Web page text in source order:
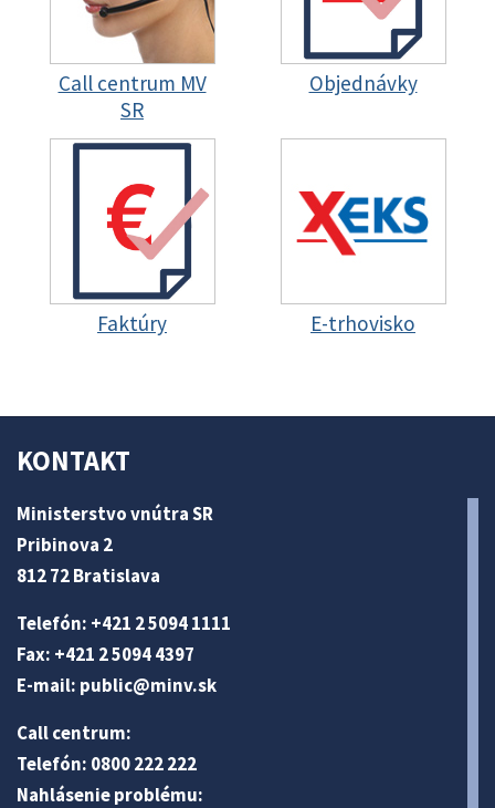
Call centrum MV
SR
Objednávky
Faktúry E-trhovisko
KONTAKT
Ministerstvo vnútra SR
Pribinova 2
812 72 Bratislava
Telefón: +421 2 5094 1111
Fax: +421 2 5094 4397
E-mail: public@minv.sk
Call centrum:
Telefón: 0800 222 222
Nahlásenie problému: